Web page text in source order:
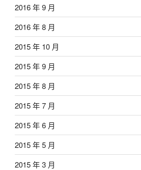
2016 年 9 月
2016 年 8 月
2015 年 10 月
2015 年 9 月
2015 年 8 月
2015 年 7 月
2015 年 6 月
2015 年 5 月
2015 年 3 月